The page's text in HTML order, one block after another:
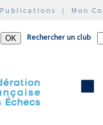
Publications | Mon
Rechercher un club